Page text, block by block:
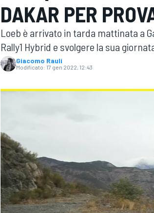
MOTOGP WEC
DAKAR PER
Loeb è arrivato in tarda mattinata a
Rally1 Hybrid e svolgere la sua
Giacomo Rauli
Modificato: 17 gen 2022, 12:43